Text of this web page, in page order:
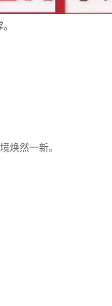
焕然一新。